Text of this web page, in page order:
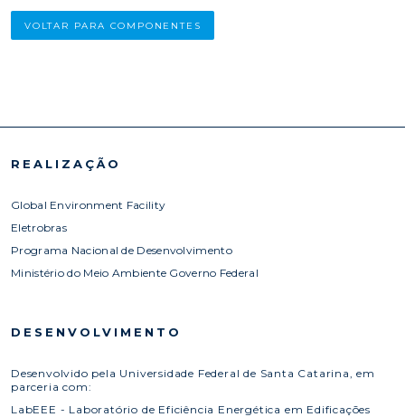
VOLTAR PARA COMPONENTES
REALIZAÇÃO
Global Environment Facility
Eletrobras
Programa Nacional de Desenvolvimento
Ministério do Meio Ambiente Governo Federal
DESENVOLVIMENTO
Desenvolvido pela Universidade Federal de Santa Catarina, em
parceria com:
LabEEE - Laboratório de Eficiência Energética em Edificações